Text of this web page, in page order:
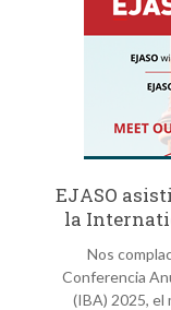
EJASO
la
Nos
Conferencia
(IBA) 2025, el